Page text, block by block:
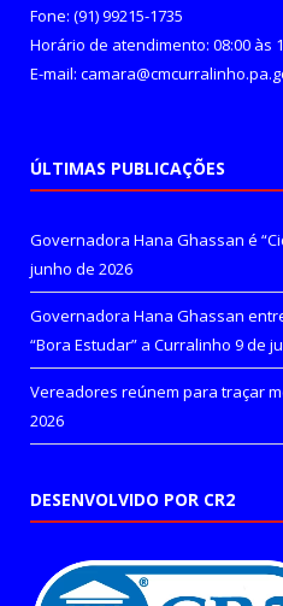
Fone: (91) 99215-1735
Horário de atendimento: 08:00 às
E-mail:
ÚLTIMAS PUBLICAÇÕES
Governadora Hana Ghassan é
junho de 2026
Governadora Hana Ghassan
“Bora Estudar” a Curralinho 9 de
Vereadores reúnem para traçar
2026
DESENVOLVIDO POR CR2